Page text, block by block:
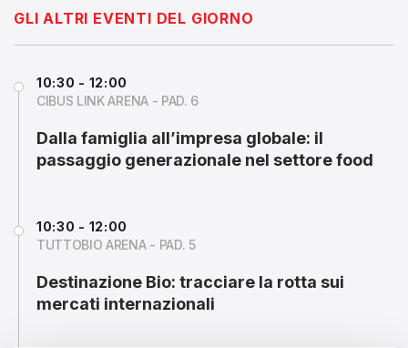
GLI ALTRI EVENTI DEL GIORNO
10:30 - 12:00
CIBUS LINK ARENA - PAD. 6
Dalla famiglia all’impresa globale: il
passaggio generazionale nel settore food
10:30 - 12:00
TUTTOBIO ARENA - PAD. 5
Destinazione Bio: tracciare la rotta sui
mercati internazionali